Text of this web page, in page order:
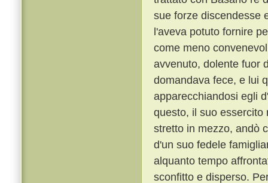
sue forze discendesse
l'aveva potuto fornire
come meno
avvenuto, dolente fuor
domandava fece, e lui
apparecchiandosi egli
questo, il suo essercito
stretto in mezzo, andò
d'un suo fedele
alquanto tempo
sconfitto e disperso.